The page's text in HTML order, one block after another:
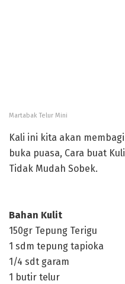
Martabak Telur Mini
Kali ini kita akan
buka puasa, Cara buat
Tidak Mudah Sobek.
Bahan Kulit
150gr Tepung Terigu
1 sdm tepung tapioka
1/4 sdt garam
1 butir telur